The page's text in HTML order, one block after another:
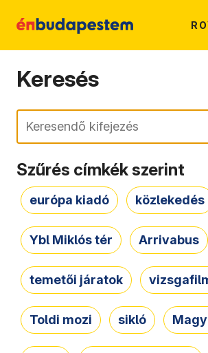
Keresés
Keresés
Szűrés címkék szerint
európa kiadó közlekedés
Ybl Miklós tér Arrivabus
temetői járatok
Toldi mozi sikló